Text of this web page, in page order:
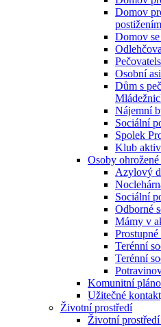
Domov
postižením
Domov
Osobní
Dům s
Nájemní
Sociální
Spolek
Klub
Osoby
Azylový
Sociální
Odborné
Mámy v
Terénní
Terénní
Komunitní
Užitečné
Životní prostředí
Životní